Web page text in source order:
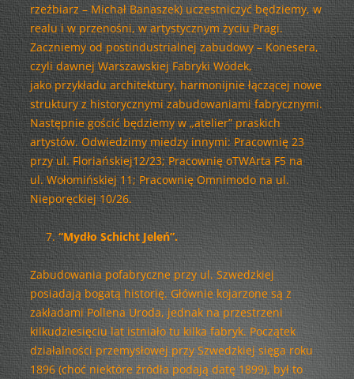
rzeźbiarz – Michał Banaszek) uczestniczyć będziemy, w
realu i w przenośni, w artystycznym życiu Pragi.
Zaczniemy od postindustrialnej zabudowy – Konesera,
czyli dawnej Warszawskiej Fabryki Wódek,
jako przykładu architektury, harmonijnie łączącej nowe
struktury z historycznymi zabudowaniami fabrycznymi.
Następnie gościć będziemy w „atelier” praskich
artystów. Odwiedzimy miedzy innymi: Pracownię 23
przy ul. Floriańskiej12/23; Pracownię oTWArta F5 na
ul. Wołomińskiej 11; Pracownię Omnimodo na ul.
Nieporęckiej 10/26.
“Mydło Schicht Jeleń”.
Zabudowania pofabryczne przy ul. Szwedzkiej
posiadają bogatą historię. Głównie kojarzone są z
zakładami Pollena Uroda, jednak na przestrzeni
kilkudziesięciu lat istniało tu kilka fabryk. Początek
działalności przemysłowej przy Szwedzkiej sięga roku
1896 (choć niektóre źródła podają datę 1899), był to